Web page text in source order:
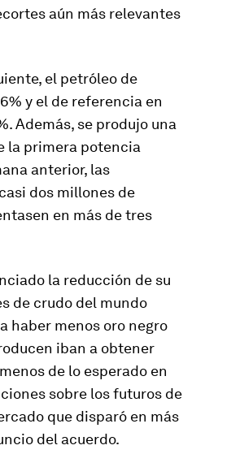
aún más relevantes
el petróleo de
y el de referencia en
Además, se produjo una
la primera potencia
anterior, las
dos millones de
en más de tres
la reducción de su
de crudo del mundo
haber menos oro negro
iban a obtener
de lo esperado en
sobre los futuros de
que disparó en más
del acuerdo.